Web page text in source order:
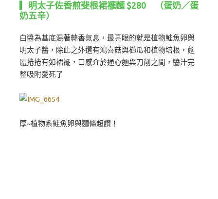
▎明太子佐香煎斐根裙襬麵 $280 （蛋奶／蛋
奶五辛）
白醬為基底混著蒜香氣息，最亮眼的就是植物鮭魚卵與
明太子醬，除此之外還有鴻喜菇與櫛瓜和植物培根，麵
體捲捲有如裙襬，口感介於通心麵與刀削之間，醬汁完
整吸附愛死了
厚~植物系鮭魚卵與麵條超讚！